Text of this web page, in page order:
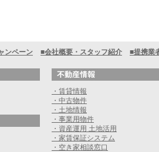
ンペーン ■会社概要・スタッフ紹介 ■提携業
・賃貸情報
・中古物件
・土地情報
・事業用物件
・資産運用 土地活用
・家賃保証システム
・空き家相談窓口